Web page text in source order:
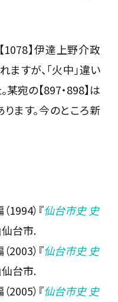
】伊達上野介政
ますが、「火中」違い
宛の【897・898】は
ます。今のところ新
）『仙台市史 史
仙台市.
）『仙台市史 史
仙台市.
）『仙台市史 史